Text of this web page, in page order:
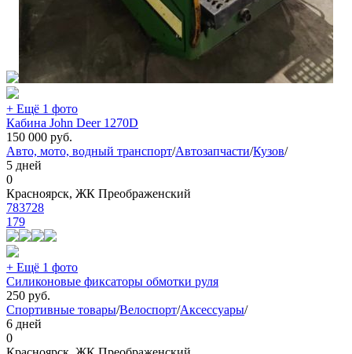
+ Ещё 1 фото
Кабина John Deer 1270D
150 000 руб.
Авто, мото, водный транспорт/Автозапчасти/Кузов/
5 дней
0
Красноярск, ЖК Преображенский
783728
179
+ Ещё 1 фото
Силиконовые фиксаторы обмотки руля
250 руб.
Спортивные товары/Велоспорт/Аксессуары/
6 дней
0